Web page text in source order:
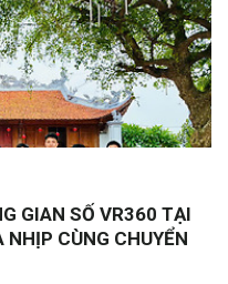
GIAN SỐ VR360 TẠI
NHỊP CÙNG CHUYỂN